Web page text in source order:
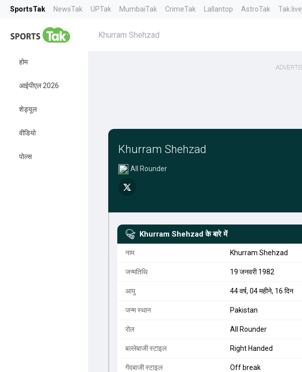
SportsTak NewsTak UPTak MumbaiTak CrimeTak Lallantop AstroTak Tak.live
होम
आईपीएल 2026
शेड्यूल
वीडियो
पोल्स
Khurram Shehzad
Khurram Shehzad
All Rounder
Khurram Shehzad के बारे में
नाम Khurram Shehzad
जन्मतिथि 19 जनवरी 1982
आयु 44 वर्ष, 04 महीने, 16 दिन
जन्म स्थान Pakistan
रोल All Rounder
बल्लेबाजी स्टाइल Right Handed
गेंदबाजी स्टाइल Off break